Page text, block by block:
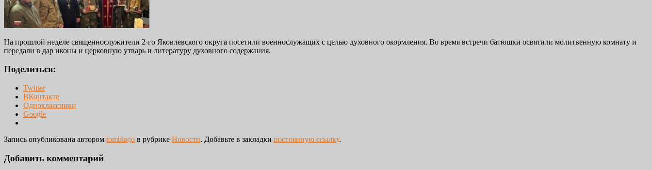
На прошлой неделе священнослужители 2-го Яковлевского округа посетили военнослужащих с целью духовного окормления. Во время встречи батюшки освятили молитвенную комнату и
передали в дар иконы и церковную утварь и литературу духовного содержания.
Поделиться:
Twitter
ВКонтакте
Одноклассники
Google
Запись опубликована автором tomblago в рубрике Новости. Добавьте в закладки постоянную ссылку.
Добавить комментарий